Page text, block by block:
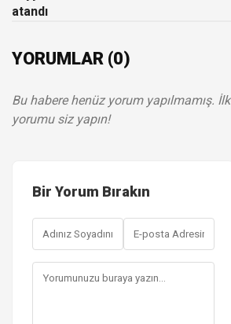
atandı
YORUMLAR (0)
Bu habere henüz yorum yapılmamış. İlk
yorumu siz yapın!
Bir Yorum Bırakın